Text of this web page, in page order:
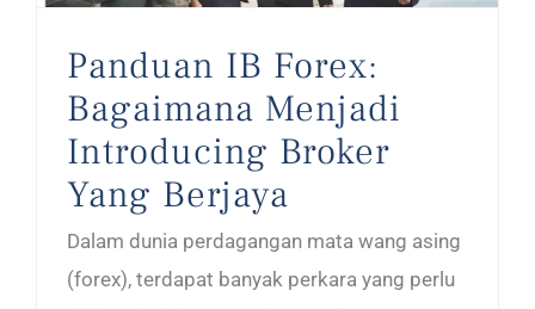
Panduan IB Forex:
Bagaimana Menjadi
Introducing Broker
Yang Berjaya
Dalam dunia perdagangan mata wang asing
(forex), terdapat banyak perkara yang perlu